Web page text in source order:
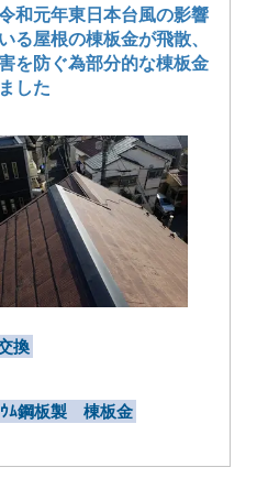
和元年東日本台風の影響
る屋根の棟板金が飛散、
を防ぐ為部分的な棟板金
した
換
ｳﾑ鋼板製 棟板金